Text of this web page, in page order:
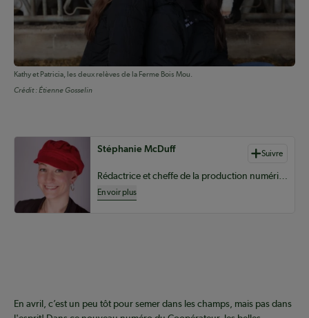
Kathy et Patricia, les deux relèves de la Ferme Bois Mou.
Crédit :Étienne Gosselin
Auteurs de contenu
Stéphanie McDuff Suivre
Rédactrice et cheffe de la production numérique pour le Coopérateur
En voir plus
En avril, c’est un peu tôt pour semer dans les champs, mais pas dans